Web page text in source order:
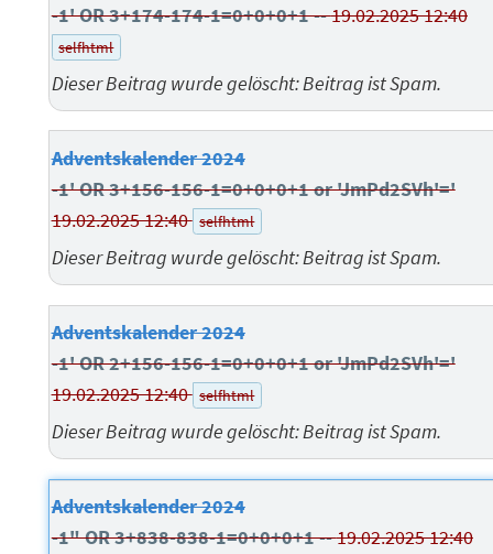
-1' OR 3+174-174-1=0+0+0+1 --19.02.2025 12:40
selfhtml
Dieser Beitrag wurde gelöscht: Beitrag ist Spam.
Adventskalender 2024
-1' OR 3+156-156-1=0+0+0+1 or 'JmPd2SVh'='
19.02.2025 12:40 selfhtml
Dieser Beitrag wurde gelöscht: Beitrag ist Spam.
Adventskalender 2024
-1' OR 2+156-156-1=0+0+0+1 or 'JmPd2SVh'='
19.02.2025 12:40 selfhtml
Dieser Beitrag wurde gelöscht: Beitrag ist Spam.
Adventskalender 2024
-1" OR 3+838-838-1=0+0+0+1 --19.02.2025 12:40